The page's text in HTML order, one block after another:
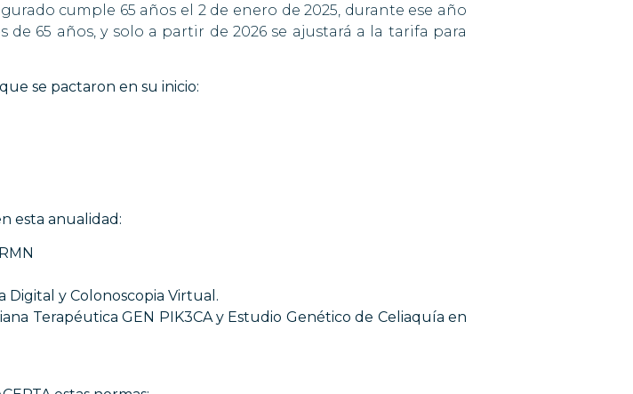
cumple 65 años el 2 de enero de 2025, durante ese año
65 años, y solo a partir de 2026 se ajustará a la tarifa para
se pactaron en su inicio:
esta anualidad:
Digital y Colonoscopia Virtual.
Terapéutica GEN PIK3CA y Estudio Genético de Celiaquía en